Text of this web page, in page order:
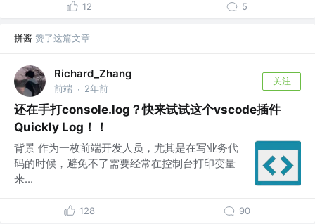
12 5
拼酱 赞了这篇文章
Richard_Zhang
前端 · 2年前
关注
还在手打console.log？快来试试这个vscode插件
Quickly Log！！
背景 作为一枚前端开发人员，尤其是在写业务代
码的时候，避免不了需要经常在控制台打印变量
来...
128 90